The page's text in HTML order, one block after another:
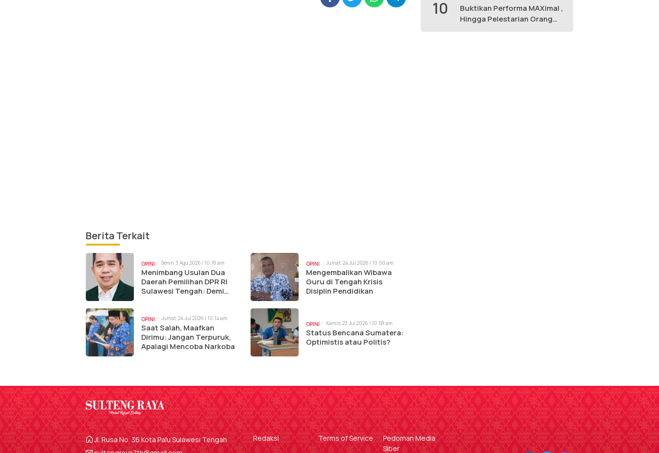
Berita Terkait
OPINI Senin, 3 Agu 2026 | 10:18 am
Menimbang Usulan Dua
Daerah Pemilihan DPR RI
Sulawesi Tengah: Demi
OPINI Jumat, 24 Jul 2026 | 10:50 am
Mengembalikan Wibawa
Guru di Tengah Krisis
Disiplin Pendidikan
OPINI Jumat, 24 Jul 2026 | 10:14 am
Saat Salah, Maafkan
Dirimu: Jangan Terpuruk,
Apalagi Mencoba Narkoba
OPINI Kamis, 23 Jul 2026 | 10:58 am
Status Bencana Sumatera:
Optimistis atau Politis?
10
Buktikan Performa MAXimal ,
Hingga Pelestarian Orang
Jl. Rusa No. 36 Kota Palu Sulawesi Tengah
Redaksi Terms of Service
Pedoman Media
Siber